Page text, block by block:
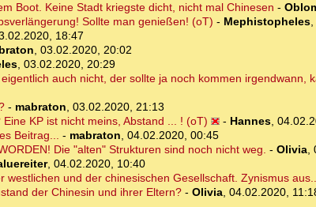
Boot. Keine Stadt kriegste dicht, nicht mal Chinesen -
Sollte man genießen! (oT) - Mephistopheles,
18:47
, 03.02.2020, 20:02
, 03.02.2020, 20:29
auch nicht, der sollte ja noch kommen irgendwann,
- mabraton, 03.02.2020, 21:13
KP ist nicht meins, Abstand ... ! (oT)
- Hannes,
Beitrag... - mabraton, 04.02.2020, 00:45
Die "alten" Strukturen sind noch nicht weg. - Olivia,
, 04.02.2020, 10:40
und der chinesischen Gesellschaft. Zynismus
der Chinesin und ihrer Eltern?- Olivia, 04.02.2020,